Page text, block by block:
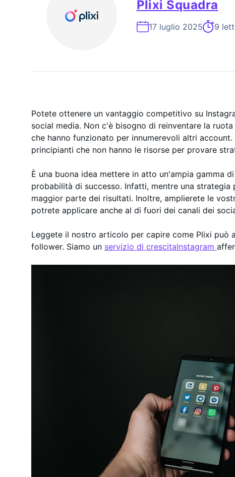
ESPERTI
Plixi Squadra
17 luglio 2025 9
Potete ottenere un vantaggio competitivo su
social media. Non c'è bisogno di reinventare la
che hanno funzionato per innumerevoli altri
principianti che non hanno le risorse per provare
È una buona idea mettere in atto un'ampia gamma
probabilità di successo. Infatti, mentre una
maggior parte dei risultati. Inoltre, amplierete le
potrete applicare anche al di fuori dei canali dei
Leggete il nostro articolo per capire come Plixi può
follower. Siamo un servizio di crescitaInstagram